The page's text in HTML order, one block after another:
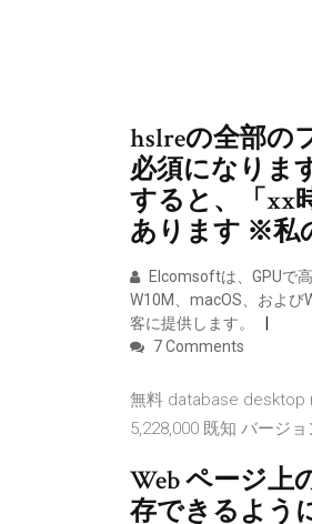
hslreの全部の
必須になりま
すると、「xx
あります ※私
Elcomsoftは、GPUで
W10M、macOS、および
客に提供します。
7 Comments
無料 database desktop
5,228,000 既知 バージ
Web ページ上
存できるよう